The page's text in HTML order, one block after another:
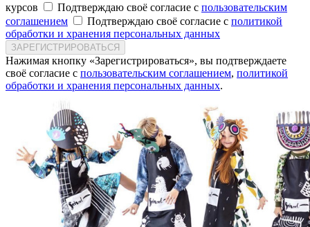
курсов
Подтверждаю своё согласие с пользовательским
соглашением
Подтверждаю своё согласие с политикой
обработки и хранения персональных данных
ЗАРЕГИСТРИРОВАТЬСЯ
Нажимая кнопку «Зарегистрироваться», вы подтверждаете
своё согласие с пользовательским соглашением, политикой
обработки и хранения персональных данных.